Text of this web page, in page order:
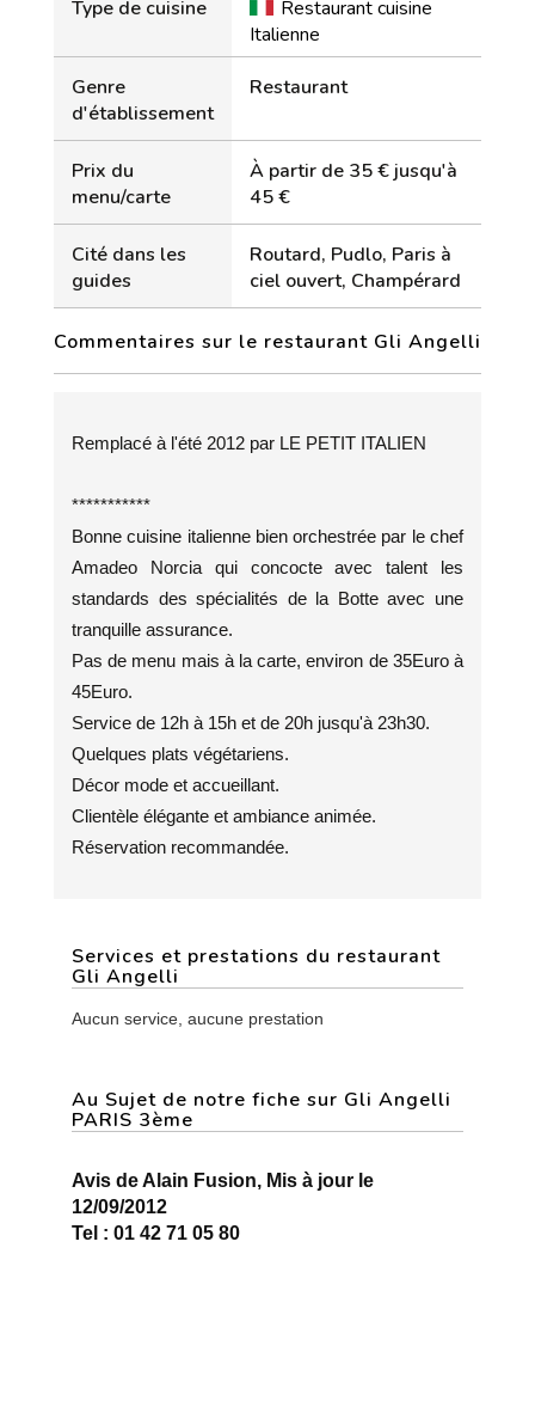
Type de cuisine
Restaurant cuisine
Italienne
Genre
d'établissement
Restaurant
Prix du
menu/carte
À partir de 35 € jusqu'à
45 €
Cité dans les
guides
Routard, Pudlo, Paris à
ciel ouvert, Champérard
Commentaires sur le restaurant Gli Angelli
Remplacé à l'été 2012 par LE PETIT ITALIEN
***********
Bonne cuisine italienne bien orchestrée par le chef
Amadeo Norcia qui concocte avec talent les
standards des spécialités de la Botte avec une
tranquille assurance.
Pas de menu mais à la carte, environ de 35Euro à
45Euro.
Service de 12h à 15h et de 20h jusqu'à 23h30.
Quelques plats végétariens.
Décor mode et accueillant.
Clientèle élégante et ambiance animée.
Réservation recommandée.
Services et prestations du restaurant
Gli Angelli
Aucun service, aucune prestation
Au Sujet de notre fiche sur Gli Angelli
PARIS 3ème
Avis de Alain Fusion, Mis à jour le
12/09/2012
Tel : 01 42 71 05 80